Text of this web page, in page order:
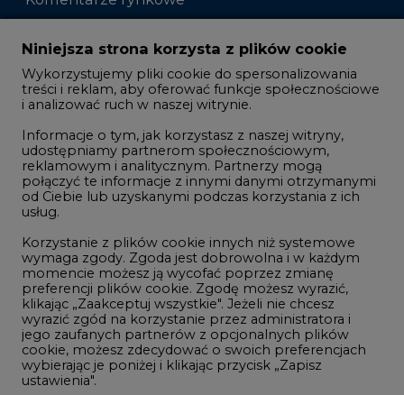
Zmiany kadrowe na rynku
Studio CIRE
Rozmowy o energetyce
Gospodarka
Geopolityka
LTE450
Innowacje i AI
Telekomunikacja i IT
Handel emisjami CO2
Wodór
Górnictwo
Niniejsza strona korzysta z plików cookie
Wykorzystujemy pliki cookie do spersonalizowania
treści i reklam, aby oferować funkcje społecznościowe
i analizować ruch w naszej witrynie.
Informacje o tym, jak korzystasz z naszej witryny,
udostępniamy partnerom społecznościowym,
reklamowym i analitycznym. Partnerzy mogą
połączyć te informacje z innymi danymi otrzymanymi
od Ciebie lub uzyskanymi podczas korzystania z ich
usług.
Korzystanie z plików cookie innych niż systemowe
wymaga zgody. Zgoda jest dobrowolna i w każdym
momencie możesz ją wycofać poprzez zmianę
preferencji plików cookie. Zgodę możesz wyrazić,
klikając „Zaakceptuj wszystkie". Jeżeli nie chcesz
wyrazić zgód na korzystanie przez administratora i
jego zaufanych partnerów z opcjonalnych plików
cookie, możesz zdecydować o swoich preferencjach
wybierając je poniżej i klikając przycisk „Zapisz
ustawienia".